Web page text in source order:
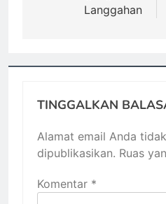
Langgahan
TINGGALKAN
Alamat email Anda
dipublikasikan. Ruas
Komentar *